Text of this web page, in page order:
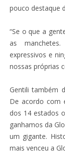
pouco destaque
“Se o que a
as
expressivos e
nossas próprias
Gentili também
De acordo com
dos 14 estados
ganhamos da
um gigante.
mais venceu a